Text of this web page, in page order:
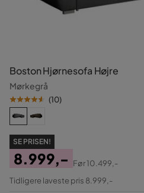
Boston Hjørnesofa Højre
Mørkegrå
(10)
SE PRISEN!
Pris
8.999,-
Original
Før10.499,-
Tidligere laveste pris 8.999,-